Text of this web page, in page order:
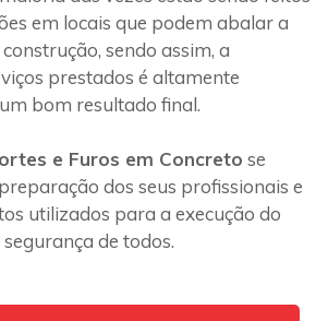
em locais que podem abalar a
sendo assim, a
prestados é altamente
bom resultado final.
e Furos em Concreto se
dos seus profissionais e
utilizados para a execução do
de todos.